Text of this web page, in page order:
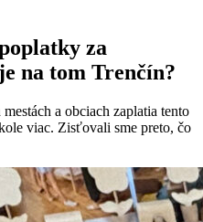
za
na tom Trenčín?
a obciach zaplatia tento
viac. Zisťovali sme preto, čo